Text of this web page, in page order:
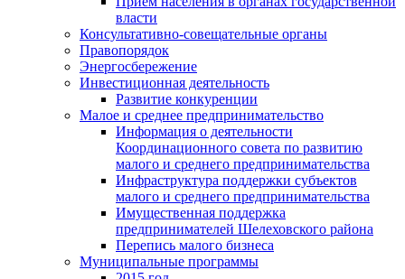
власти
Консультативно-совещательные органы
Правопорядок
Энергосбережение
Инвестиционная деятельность
Развитие конкуренции
Малое и среднее предпринимательство
Информация о деятельности
Координационного совета по развитию
малого и среднего предпринимательства
Инфраструктура поддержки субъектов
малого и среднего предпринимательства
Имущественная поддержка
предпринимателей Шелеховского района
Перепись малого бизнеса
Муниципальные программы